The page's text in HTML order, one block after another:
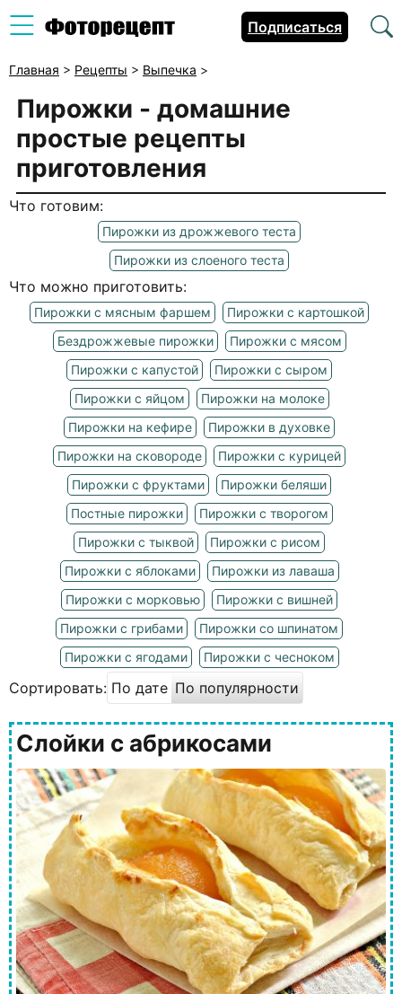
Подписаться
Главная > Рецепты > Выпечка >
Пирожки - домашние
простые рецепты
приготовления
Что готовим:
Пирожки из дрожжевого теста
Пирожки из слоеного теста
Что можно приготовить:
Пирожки с мясным фаршем
Пирожки с картошкой
Бездрожжевые пирожки
Пирожки с мясом
Пирожки с капустой
Пирожки с сыром
Пирожки с яйцом
Пирожки на молоке
Пирожки на кефире
Пирожки в духовке
Пирожки на сковороде
Пирожки с курицей
Пирожки с фруктами
Пирожки беляши
Постные пирожки
Пирожки с творогом
Пирожки с тыквой
Пирожки с рисом
Пирожки с яблоками
Пирожки из лаваша
Пирожки с морковью
Пирожки с вишней
Пирожки с грибами
Пирожки со шпинатом
Пирожки с ягодами
Пирожки с чесноком
Сортировать: По дате По популярности
Слойки с абрикосами